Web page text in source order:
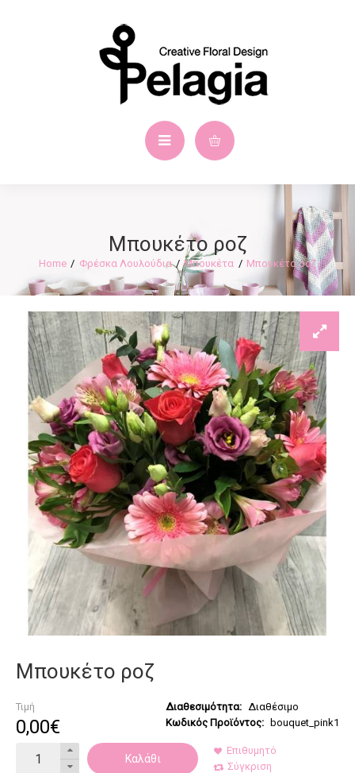
Μπουκέτο ροζ
Φρέσκα Λουλούδια Μπουκέτα Μπουκέτο ροζ
Μπουκέτο ροζ
Τιμή
0,00€
Διαθεσιμότητα: Διαθέσιμο
Κωδικός Προϊόντος:
bouquet_pink1
Καλάθι
Επιθυμητό
Σύγκριση